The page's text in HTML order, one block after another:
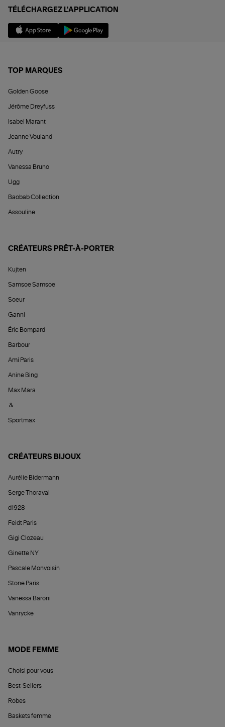
TÉLÉCHARGEZ L'APPLICATION
TOP MARQUES
Golden Goose
Jérôme Dreyfuss
Isabel Marant
Jeanne Vouland
Autry
Vanessa Bruno
Ugg
Baobab Collection
Assouline
CRÉATEURS PRÊT-À-PORTER
Kujten
Samsoe Samsoe
Soeur
Ganni
Éric Bompard
Barbour
Ami Paris
Anine Bing
Max Mara
&
Sportmax
CRÉATEURS BIJOUX
Aurélie Bidermann
Serge Thoraval
d1928
Feidt Paris
Gigi Clozeau
Ginette NY
Pascale Monvoisin
Stone Paris
Vanessa Baroni
Vanrycke
MODE FEMME
Choisi pour vous
Best-Sellers
Robes
Baskets femme